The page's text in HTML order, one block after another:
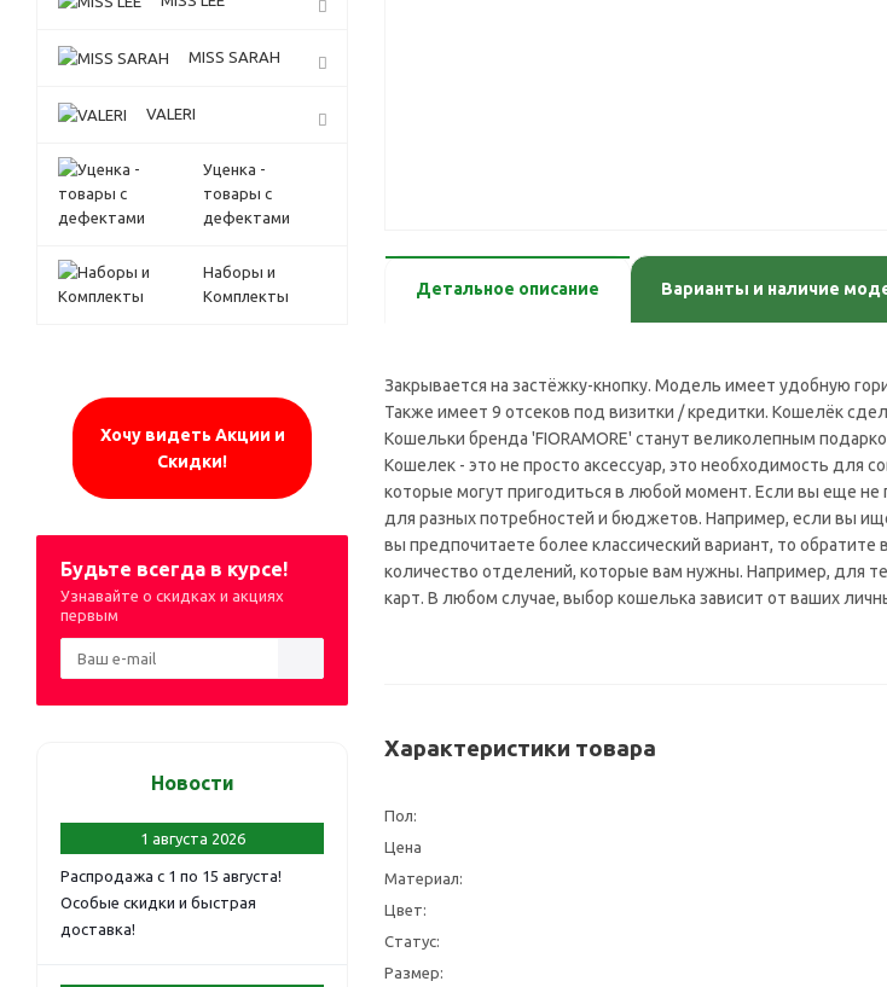
Детальное описание Варианты и наличие
Закрывается на застёжку-кнопку. Модель имеет удобную
Также имеет 9 отсеков под визитки / кредитки. Кошелёк
Кошельки бренда 'FIORAMORE' станут великолепным
Кошелек - это не просто аксессуар, это необходимость для
которые могут пригодиться в любой момент. Если вы еще
для разных потребностей и бюджетов. Например, если вы
вы предпочитаете более классический вариант, то
количество отделений, которые вам нужны. Например, для
карт. В любом случае, выбор кошелька зависит от ваших
Характеристики товара
Пол:
Цена
Материал:
Цвет:
Статус:
Размер:
MISS SARAH
VALERI
Уценка -
товары с
дефектами
Наборы и
Комплекты
Хочу видеть Акции и
Скидки!
Будьте всегда в курсе!
Узнавайте о скидках и акциях
первым
Новости
1 августа 2026
Распродажа с 1 по 15 августа!
Особые скидки и быстрая
доставка!